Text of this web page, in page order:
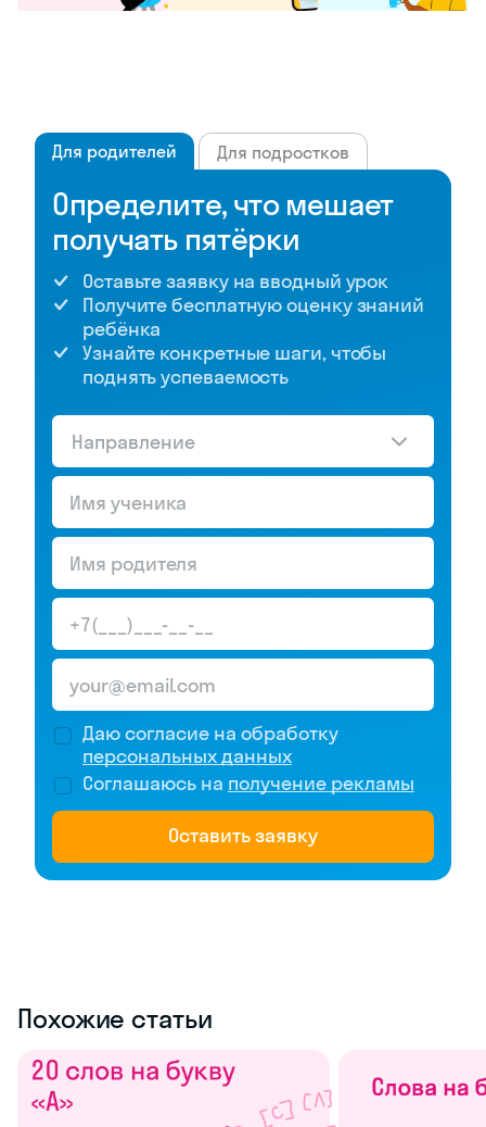
Для родителей Для подростков
Определите, что мешает
получать пятёрки
Оставьте заявку на вводный урок
Получите бесплатную оценку знаний
ребёнка
Узнайте конкретные шаги, чтобы
поднять успеваемость
Направление
Даю согласие на обработку
персональных данных
Соглашаюсь на получение рекламы
Оставить заявку
Похожие статьи